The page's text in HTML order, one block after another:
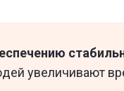
увеличивают